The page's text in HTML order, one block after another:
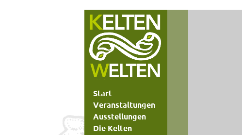
Start
Veranstaltungen
Ausstellungen
Die Kelten